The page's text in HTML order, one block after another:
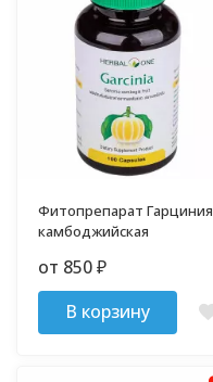
Фитопрепарат Гарциния
камбоджийская
от 850₽
В корзину